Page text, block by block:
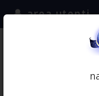
area utenti